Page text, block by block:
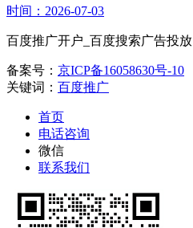
时间：2026-07-03
百度推广开户_百度搜索广告投放
备案号： 京ICP备16058630号-10
关键词： 百度推广
首页
电话咨询
微信
联系我们